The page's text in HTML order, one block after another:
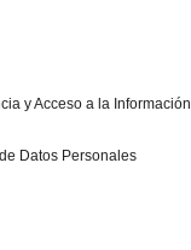
y Acceso a la Información
Datos Personales